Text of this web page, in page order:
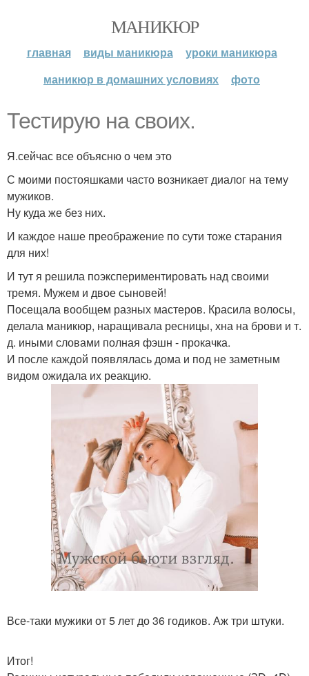
МАНИКЮР
главная виды маникюра
уроки маникюра
маникюр в домашних условиях
фото
Тестирую на своих.
Я.сейчас все объясню о чем это
С моими постояшками часто возникает диалог на тему
мужиков.
Ну куда же без них.
И каждое наше преображение по сути тоже старания
для них!
И тут я решила поэкспериментировать над своими
тремя. Мужем и двое сыновей!
Посещала вообщем разных мастеров. Красила волосы,
делала маникюр, наращивала ресницы, хна на брови и т.
д. иными словами полная фэшн - прокачка.
И после каждой появлялась дома и под не заметным
видом ожидала их реакцию.
Все-таки мужики от 5 лет до 36 годиков. Аж три штуки.
Итог!